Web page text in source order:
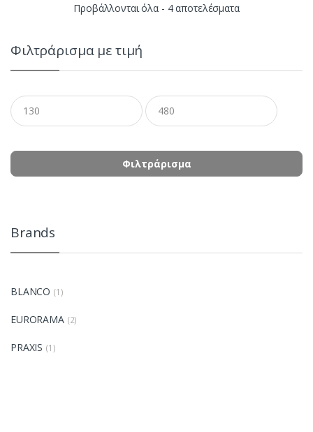
Προβάλλονται όλα - 4 αποτελέσματαSorted
Φιλτράρισμα με τιμή
Ελάχιστη
τιμή
Μέγιστη
τιμή
Φιλτράρισμα
Brands
BLANCO (1)
EURORAMA (2)
PRAXIS (1)